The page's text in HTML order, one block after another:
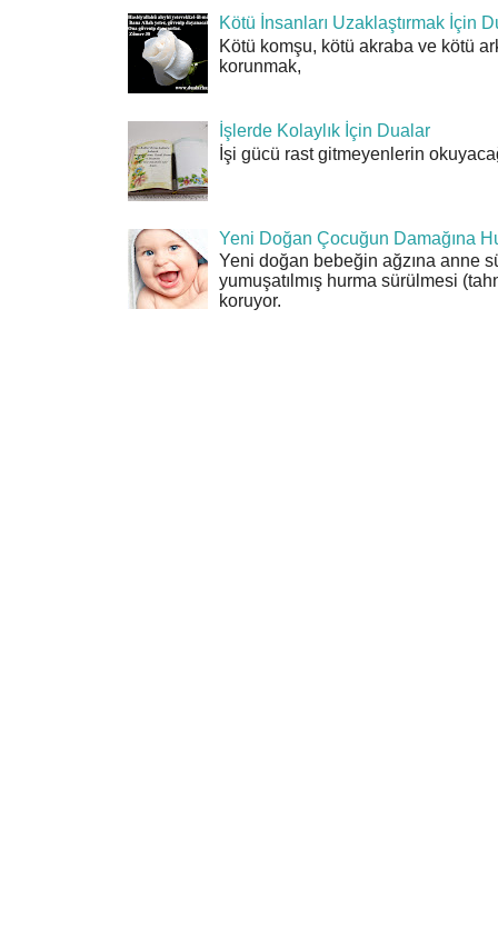
Kötü İnsanları Uzaklaştırmak İçin
Kötü komşu, kötü akraba ve kötü
korunmak,
İşlerde Kolaylık İçin Dualar
İşi gücü rast gitmeyenlerin
Yeni Doğan Çocuğun Damağına
Yeni doğan bebeğin ağzına anne
yumuşatılmış hurma sürülmesi
koruyor.